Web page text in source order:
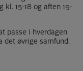
15-18 og aften 19-
passe i hverdagen
det øvrige samfund.